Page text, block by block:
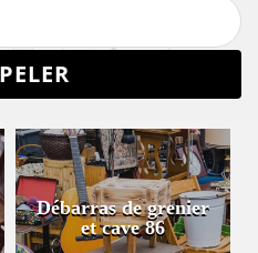
Débarras de grenier
et cave 86